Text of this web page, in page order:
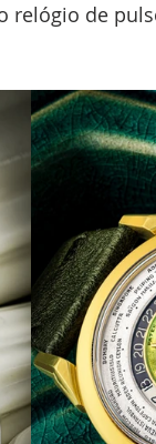
relógio de